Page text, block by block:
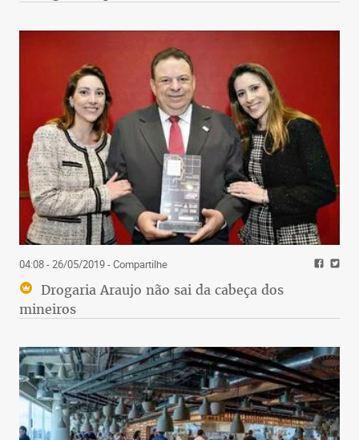
04:08 - 26/05/2019- Compartilhe
Drogaria Araujo não sai da cabeça dos
mineiros